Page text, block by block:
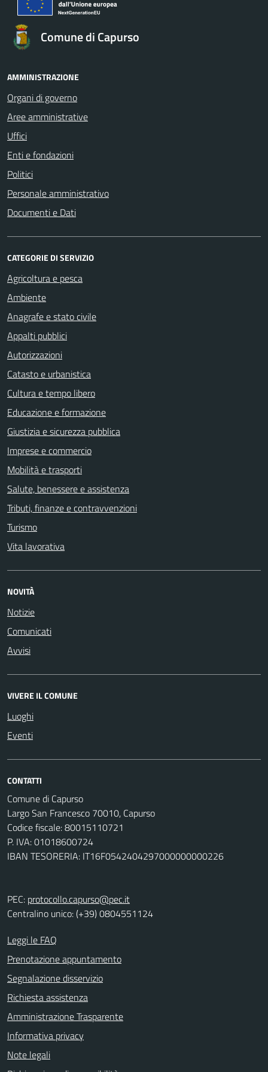
Comune di Capurso
AMMINISTRAZIONE
Organi di governo
Aree amministrative
Uffici
Enti e fondazioni
Politici
Personale amministrativo
Documenti e Dati
CATEGORIE DI SERVIZIO
Agricoltura e pesca
Ambiente
Anagrafe e stato civile
Appalti pubblici
Autorizzazioni
Catasto e urbanistica
Cultura e tempo libero
Educazione e formazione
Giustizia e sicurezza pubblica
Imprese e commercio
Mobilità e trasporti
Salute, benessere e assistenza
Tributi, finanze e contravvenzioni
Turismo
Vita lavorativa
NOVITÀ
Notizie
Comunicati
Avvisi
VIVERE IL COMUNE
Luoghi
Eventi
CONTATTI
Comune di Capurso
Largo San Francesco 70010, Capurso
Codice fiscale: 80015110721
P. IVA: 01018600724
IBAN TESORERIA: IT16F0542404297000000000226
PEC: protocollo.capurso@pec.it
Centralino unico: (+39) 0804551124
Leggi le FAQ
Prenotazione appuntamento
Segnalazione disservizio
Richiesta assistenza
Amministrazione Trasparente
Informativa privacy
Note legali